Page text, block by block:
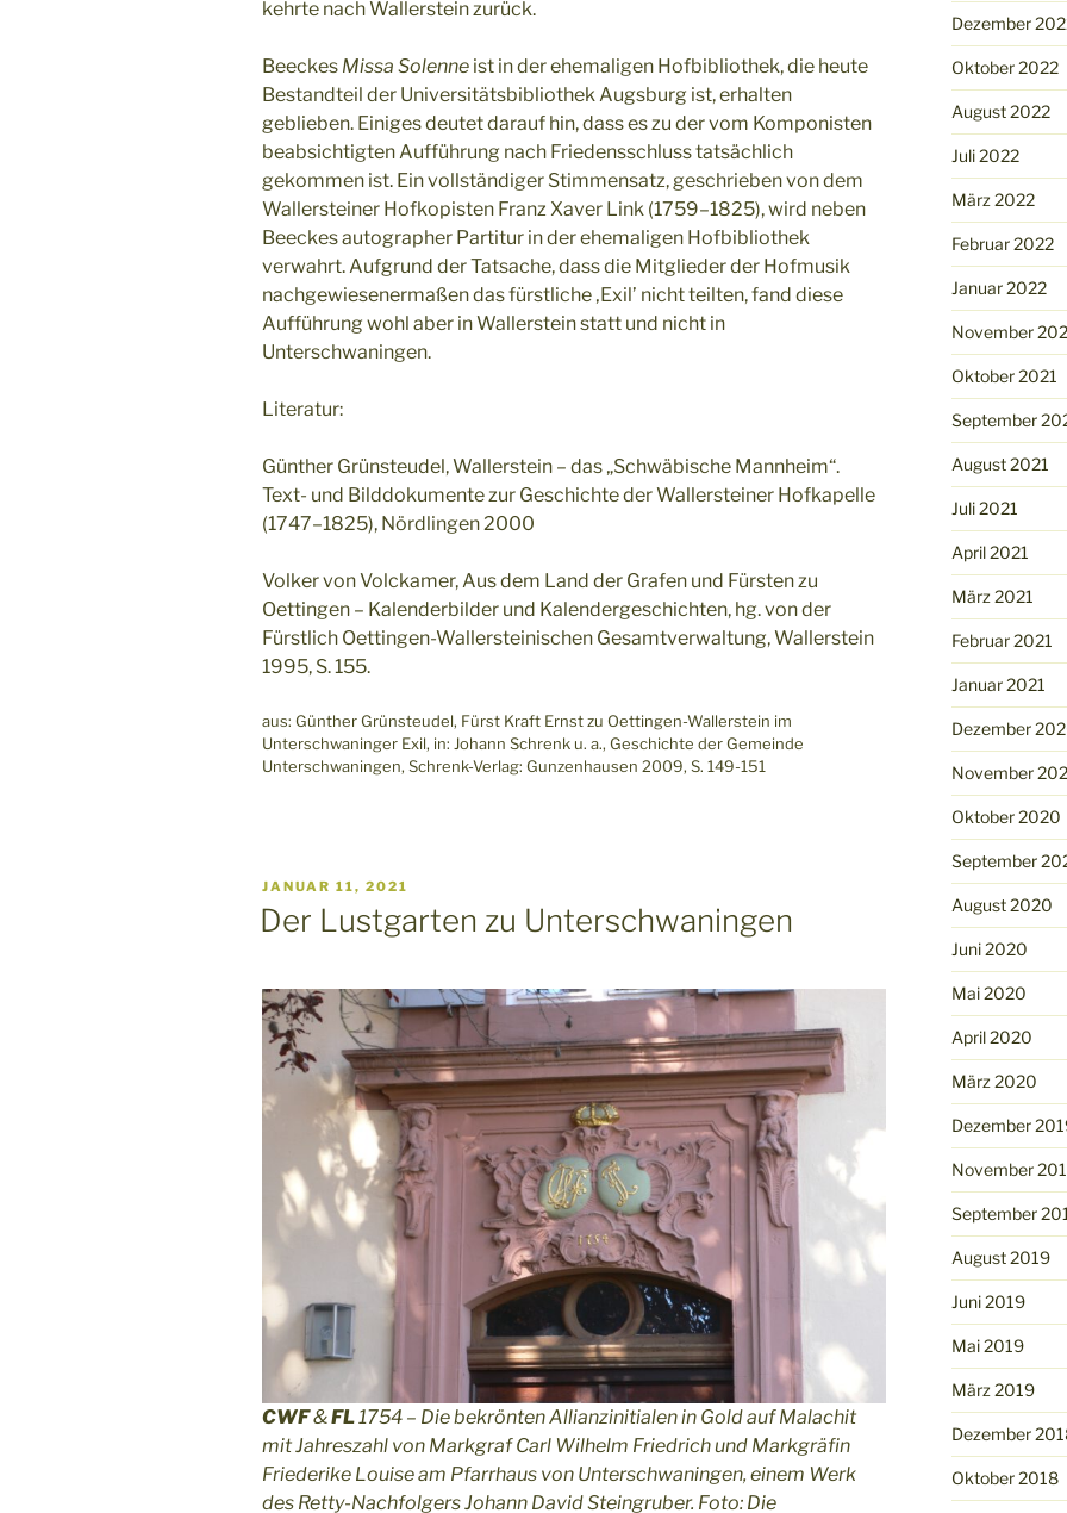
kehrte nach Wallerstein zurück.
Beeckes Missa Solenne ist in der ehemaligen Hofbibliothek, die heute
Bestandteil der Universitätsbibliothek Augsburg ist, erhalten
geblieben. Einiges deutet darauf hin, dass es zu der vom Komponisten
beabsichtigten Aufführung nach Friedensschluss tatsächlich
gekommen ist. Ein vollständiger Stimmensatz, geschrieben von dem
Wallersteiner Hofkopisten Franz Xaver Link (1759–1825), wird neben
Beeckes autographer Partitur in der ehemaligen Hofbibliothek
verwahrt. Aufgrund der Tatsache, dass die Mitglieder der Hofmusik
nachgewiesenermaßen das fürstliche ‚Exil’ nicht teilten, fand diese
Aufführung wohl aber in Wallerstein statt und nicht in
Unterschwaningen.
Literatur:
Günther Grünsteudel, Wallerstein – das „Schwäbische Mannheim“.
Text- und Bilddokumente zur Geschichte der Wallersteiner Hofkapelle
(1747–1825), Nördlingen 2000
Volker von Volckamer, Aus dem Land der Grafen und Fürsten zu
Oettingen – Kalenderbilder und Kalendergeschichten, hg. von der
Fürstlich Oettingen-Wallersteinischen Gesamtverwaltung, Wallerstein
1995, S. 155.
aus: Günther Grünsteudel, Fürst Kraft Ernst zu Oettingen-Wallerstein im
Unterschwaninger Exil, in: Johann Schrenk u. a., Geschichte der Gemeinde
Unterschwaningen, Schrenk-Verlag: Gunzenhausen 2009, S. 149-151
VERÖFFENTLICHT
AM
JANUAR 11, 2021
Der Lustgarten zu Unterschwaningen
CWF&FL1754 – Die bekrönten Allianzinitialen in Gold auf Malachit
mit Jahreszahl von Markgraf Carl Wilhelm Friedrich und Markgräfin
Friederike Louise am Pfarrhaus von Unterschwaningen, einem Werk
des Retty-Nachfolgers Johann David Steingruber. Foto: Die
Dezember
Oktober 2022
August 2022
Juli 2022
März 2022
Februar 2022
Januar 2022
November
Oktober 2021
September
August 2021
Juli 2021
April 2021
März 2021
Februar 2021
Januar 2021
Dezember
November
Oktober 2020
September
August 2020
Juni 2020
Mai 2020
April 2020
März 2020
Dezember
November
September
August 2019
Juni 2019
Mai 2019
März 2019
Dezember
Oktober 2018